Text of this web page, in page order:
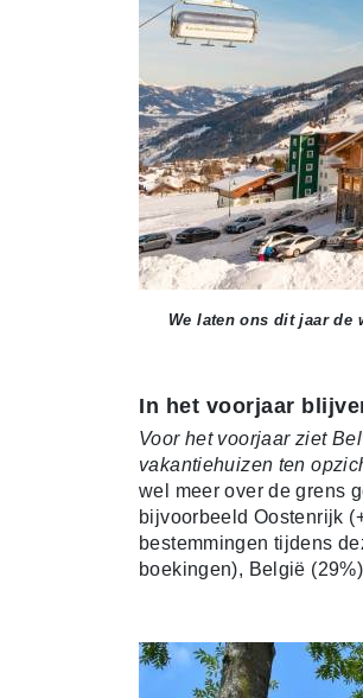
We laten ons dit jaar de
In het voorjaar
Voor het voorjaar ziet
vakantiehuizen ten
wel meer over de grens
bijvoorbeeld Oostenrijk
bestemmingen tijdens
boekingen), België